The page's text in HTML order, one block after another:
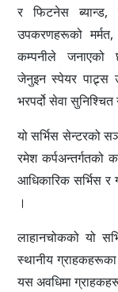
र फिटनेस ब्यान्ड,
उपकरणहरूको
कम्पनीले
जेनुइन स्पेयर पाट्र्स
भरपर्दो सेवा सुनिश्चित
यो सर्भिस सेन्टरको
रमेश कर्पअन्तर्गतको
आधिकारिक सर्भिस र
।
लाहानचोकको यो
स्थानीय ग्राहकहरूका
यस अवधिमा